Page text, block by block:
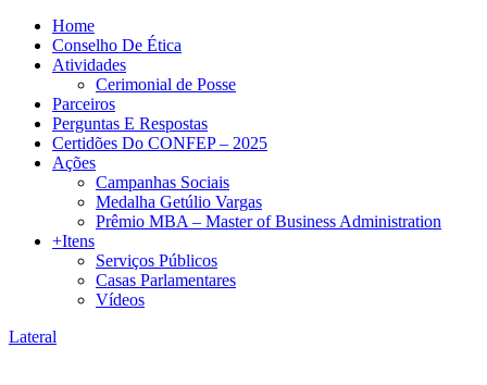
Home
Conselho De Ética
Atividades
Cerimonial de Posse
Parceiros
Perguntas E Respostas
Certidões Do CONFEP – 2025
Ações
Campanhas Sociais
Medalha Getúlio Vargas
Prêmio MBA – Master of Business Administration
+Itens
Serviços Públicos
Casas Parlamentares
Vídeos
Lateral